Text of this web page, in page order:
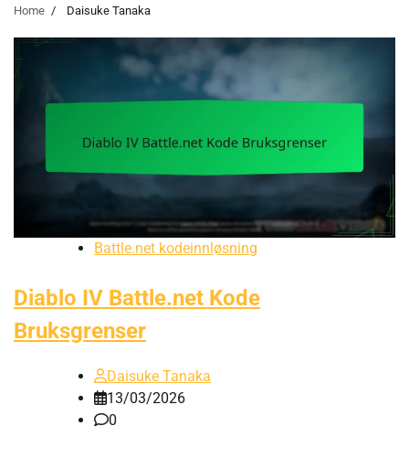
Home Daisuke Tanaka
Battle.net kodeinnløsning
Diablo IV Battle.net Kode
Bruksgrenser
Daisuke Tanaka
13/03/2026
0